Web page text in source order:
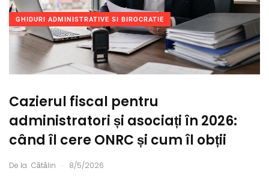
GHIDURI ADMINISTRATIVE SI BIROCRATIE
Cazierul fiscal pentru
administratori și asociați în 2026:
când îl cere ONRC și cum îl obții
De la Cătălin . 8/5/2026